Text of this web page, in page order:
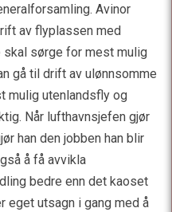
Avinor
av flyplassen med
skal sørge for mest mulig
gå til drift av ulønnsomme
mulig utenlandsfly og
Når lufthavnsjefen gjør
han den jobben han blir
å få avvikla
bedre enn det kaoset
eget utsagn i gang med å